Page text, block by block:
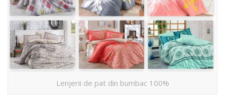
Lenjerii de pat din bumbac 100%